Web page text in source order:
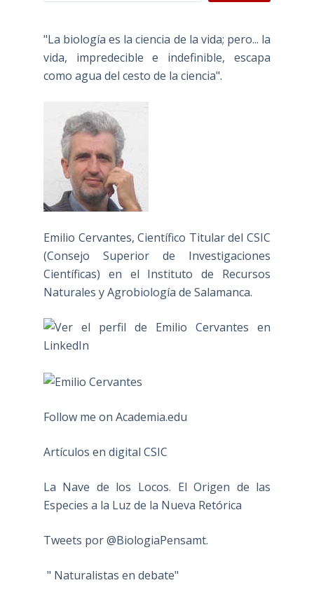
"La biología es la ciencia de la vida; pero... la
vida, impredecible e indefinible, escapa
como agua del cesto de la ciencia".
Emilio Cervantes, Científico Titular del CSIC
(Consejo Superior de Investigaciones
Científicas) en el Instituto de Recursos
Naturales y Agrobiología de Salamanca.
Follow me on Academia.edu
Artículos en digital CSIC
La Nave de los Locos. El Origen de las
Especies a la Luz de la Nueva Retórica
Tweets por @BiologiaPensamt.
" Naturalistas en debate"